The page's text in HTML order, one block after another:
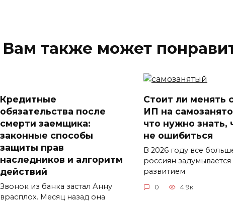
Вам также может
Кредитные
обязательства после
смерти заемщика:
законные способы
защиты прав
наследников и алгоритм
действий
Звонок из банка застал Анну
врасплох. Месяц назад она
Стоит ли менять
ИП на
что нужно знать,
не ошибиться
В 2026 году все
россиян
развитием
0 4.9к.